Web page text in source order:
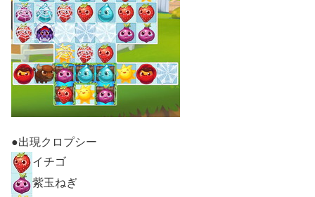
●出現クロプシー
イチゴ
紫玉ねぎ